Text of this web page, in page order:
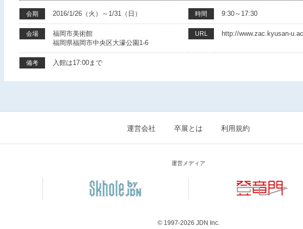
会期 2016/1/26（火）～1/31（日） 時間 9:30～17:30
会場
福岡市美術館
福岡県福岡市中央区大濠公園1-6
URL http://www.zac.kyusan-
備考 入館は17:00まで
運営会社 卒展とは 利用規約
運営メディア
© 1997-2026 JDN Inc.